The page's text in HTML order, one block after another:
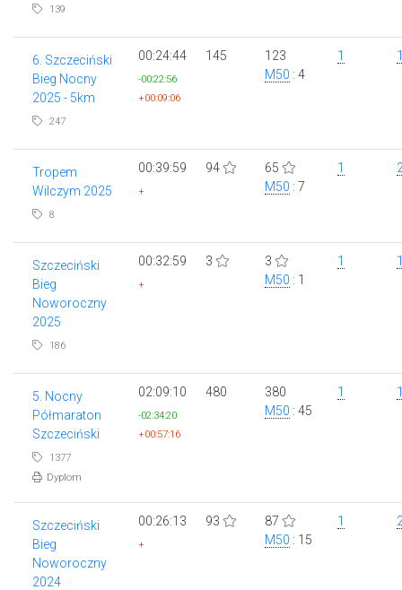
139
6. Szczeciński
Bieg Nocny
2025 - 5km
247
00:24:44
-00:22:56
+00:09:06
145
123
M50 : 4
1
Tropem
Wilczym 2025
8
00:39:59
+
94
65
M50 : 7
1
Szczeciński
Bieg
Noworoczny
2025
186
00:32:59
+
3
3
M50 : 1
1
5. Nocny
Półmaraton
Szczeciński
1377
Dyplom
02:09:10
-02:34:20
+00:57:16
480
380
M50 : 45
1
Szczeciński
Bieg
Noworoczny
2024
00:26:13
+
93
87
M50 : 15
1